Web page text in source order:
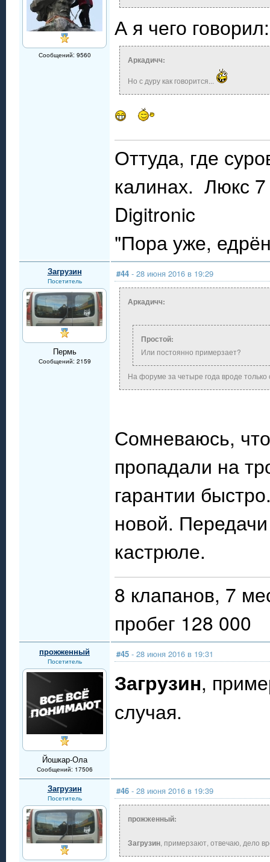
Сообщений: 9560
А я чего говорил:
Аркадичч:
Но с дуру как говорится...
Оттуда, где
калинах. Люкс
Digitronic
"Пора уже,
Загрузин
Посетитель
Пермь
Сообщений: 2159
#44 - 28 июня 2016 в 19:29
Аркадичч:
Простой:
Или постоянно примерзает?
На форуме за четыре года вроде
Сомневаюсь,
пропадали на
гарантии
новой.
кастрюле.
8 клапанов, 7
пробег 128 000
прожженный
Посетитель
Йошкар-Ола
Сообщений: 17506
#45 - 28 июня 2016 в 19:31
Загрузин,
случая.
Загрузин
Посетитель
#46 - 28 июня 2016 в 19:39
прожженный:
Загрузин, примерзают, отвечаю, дело